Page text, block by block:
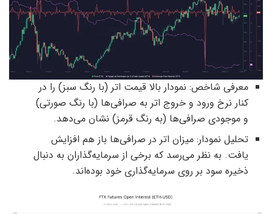
معرفی شاخص: نمودار بالا قیمت اتر (با رنگ سبز) را در
کنار نرخ ورود و خروج اتر به صرافی‌ها (با رنگ صورتی)
و موجودی صرافی‌ها (به رنگ قرمز) نشان می‌دهد.
تحلیل نمودار: میزان اتر در صرافی‌ها باز هم افزایش
یافت. به نظر می‌رسد که برخی از سرمایه‌گذاران به دنبال
ذخیره سود بر روی سرمایه‌گذاری خود بوده‌اند.